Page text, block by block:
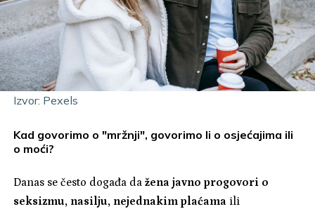
Izvor: Pexels
Kad govorimo o "mržnji", govorimo li o osjećajima ili
o moći?
Danas se često događa dažena javno progovori o
seksizmu, nasilju, nejednakim plaćama ili